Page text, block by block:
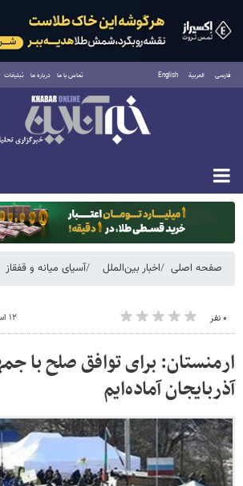
فارسی العربية English تماس با ما درباره ما تبلیغات
یکشنبه ۱۸ مرداد ۱۴۰۵
صفحه اصلی اخبار بین‌الملل آسیای میانه و قفقاز
۰ نفر ۱۲ اسفند ۱۴۰۲ - ۲۱:۲۵
ارمنستان: برای توافق صلح با
آذربایجان آماده‌ایم